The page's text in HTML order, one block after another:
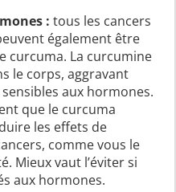
:tous les cancers
également être
curcuma. La curcumine
le corps, aggravant
aux hormones.
que le curcuma
les effets de
comme vous le
Mieux vaut l’éviter si
aux hormones.